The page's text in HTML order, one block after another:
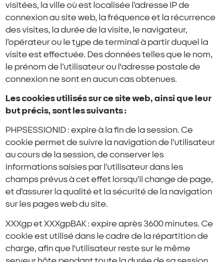
visitées, la ville où est localisée l’adresse IP de
connexion au site web, la fréquence et la récurrence
des visites, la durée de la visite, le navigateur,
l’opérateur ou le type de terminal à partir duquel la
visite est effectuée. Des données telles que le nom,
le prénom de l’utilisateur ou l'adresse postale de
connexion ne sont en aucun cas obtenues.
Les cookies utilisés sur ce site web, ainsi que leur
but précis, sont les suivants :
PHPSESSIONID : expire à la fin de la session. Ce
cookie permet de suivre la navigation de l’utilisateur
au cours de la session, de conserver les
informations saisies par l’utilisateur dans les
champs prévus à cet effet lorsqu’il change de page,
et d’assurer la qualité et la sécurité de la navigation
sur les pages web du site.
XXXgp et XXXgpBAK : expire après 3600 minutes. Ce
cookie est utilisé dans le cadre de la répartition de
charge, afin que l'utilisateur reste sur le même